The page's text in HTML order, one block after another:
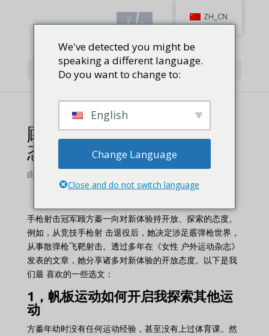
选择页面
顾方蓁：对新体验持开放
态度
由
手枪射击冠军顾方蓁一向对新体验持开放、探索的态度。
例如，从竞技手枪射 击退役后，她决定涉足霰弹枪世界，
从事散弹枪飞靶射击。透过多年在《女性 户外运动杂志》
发表的文章，她分享诸多对新体验的开放态度。以下是我
们最 喜欢的一些选文：
1，帆板运动如何开启我探索其他运
动
方蓁年幼时没有任何运动经验，甚至没有上过体育课。然
ZH_CN
We've detected you might be
speaking a different language.
Do you want to change to:
English
Change Language
Close and do not switch language